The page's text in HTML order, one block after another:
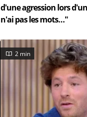
d'une agression lors
n'ai pas les mots…"
2 min